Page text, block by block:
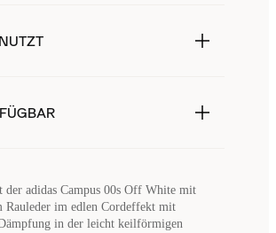
adidas Campus 00s Off White mit
Rauleder im edlen Cordeffekt mit
in der leicht keilförmigen